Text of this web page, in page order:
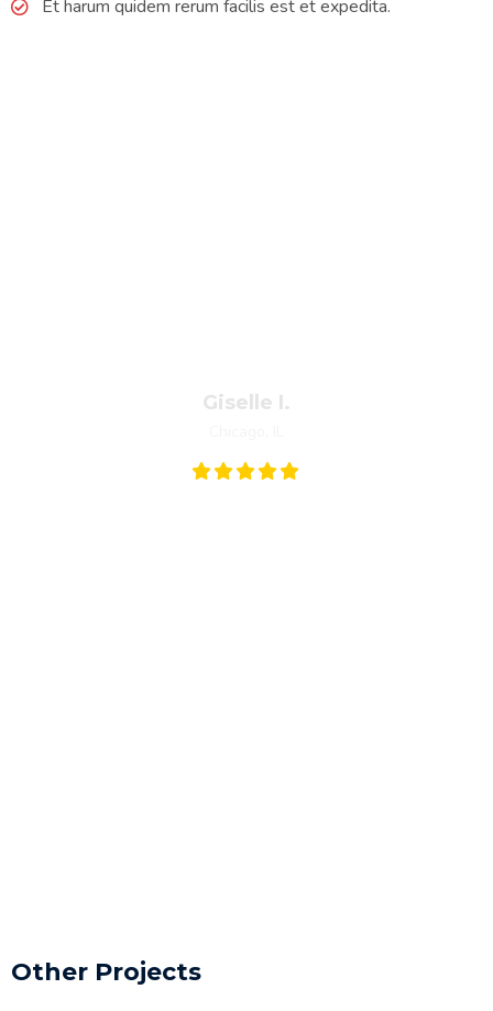
Et harum quidem rerum facilis est et expedita.
Giselle I.
Other Projects